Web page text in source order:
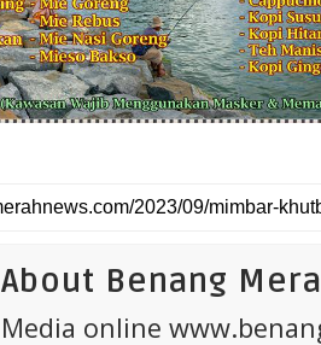
About Benang
Media online